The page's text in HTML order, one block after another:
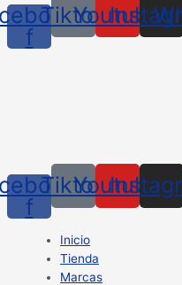
f
TiktokYoutube
f
TiktokYoutube
Inicio
Tienda
Marcas